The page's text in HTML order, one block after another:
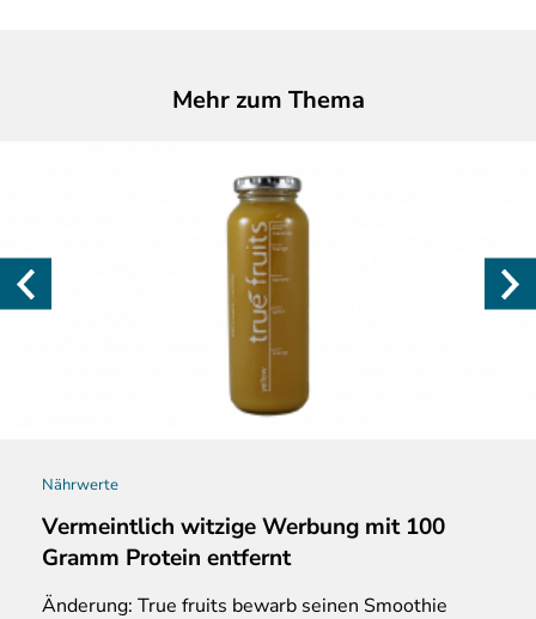
Mehr zum Thema
Nährwerte
Vermeintlich witzige Werbung mit 100
Gramm Protein entfernt
Änderung: True fruits bewarb seinen Smoothie